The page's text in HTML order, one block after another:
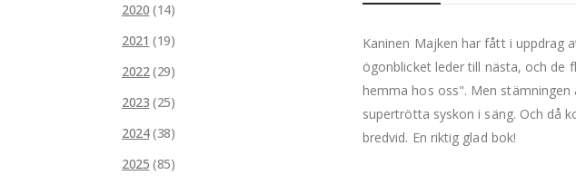
Kaninen Majken har fått i uppdrag
ögonblicket leder till nästa, och de
hemma hos oss". Men
supertrötta syskon i säng. Och då
bredvid. En riktig glad bok!
2020 (14)
2021 (19)
2022(29)
2023 (25)
2024(38)
2025 (85)